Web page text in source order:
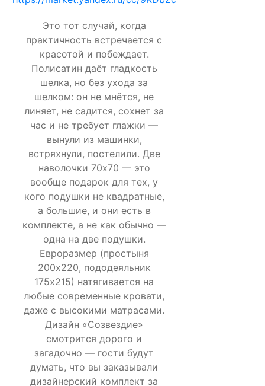
Это тот случай, когда
практичность встречается с
красотой и побеждает.
Полисатин даёт гладкость
шелка, но без ухода за
шелком: он не мнётся, не
линяет, не садится, сохнет за
час и не требует глажки —
вынули из машинки,
встряхнули, постелили. Две
наволочки 70х70 — это
вообще подарок для тех, у
кого подушки не квадратные,
а большие, и они есть в
комплекте, а не как обычно —
одна на две подушки.
Евроразмер (простыня
200х220, пододеяльник
175х215) натягивается на
любые современные кровати,
даже с высокими матрасами.
Дизайн «Созвездие»
смотрится дорого и
загадочно — гости будут
думать, что вы заказывали
дизайнерский комплект за